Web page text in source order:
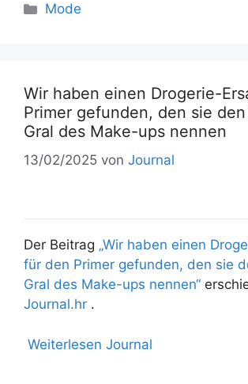
Mode
Wir haben einen Drogerie-
Primer gefunden, den sie
Gral des Make-ups nennen
13/02/2025 von Journal
Der Beitrag „Wir haben einen
für den Primer gefunden, den sie
Gral des Make-ups nennen“
Journal.hr .
Weiterlesen Journal